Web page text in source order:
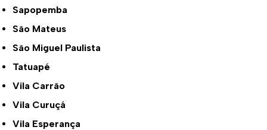
Sapopemba
São Mateus
São Miguel Paulista
Tatuapé
Vila Carrão
Vila Curuçá
Vila Esperança